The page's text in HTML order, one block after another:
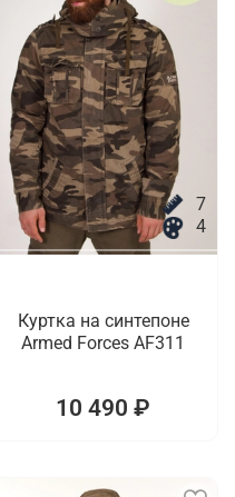
7
4
Куртка на синтепоне
Armed Forces AF311
10 490 ₽